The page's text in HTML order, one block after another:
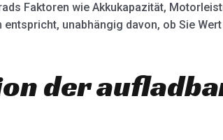
Faktoren wie Akkukapazität,
unabhängig davon, ob Sie
der